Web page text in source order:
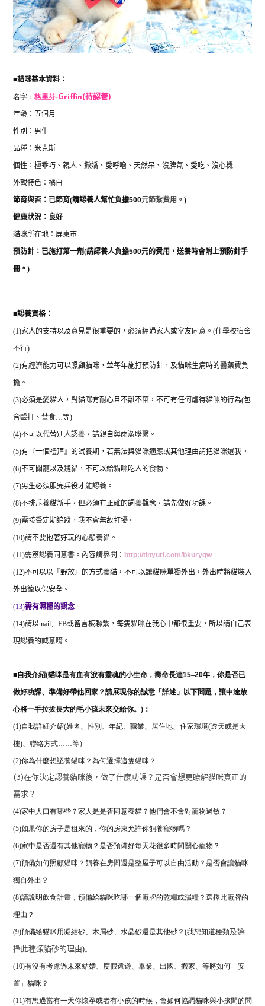
■貓咪基本資料：
名字： 格里芬-Griffin(待認養)
年齡：五個月
性別：男生
品種：米克斯
個性： 極乖巧、親人、撒嬌、愛呼嚕、天然呆、沒脾氣、愛吃、沒心機
外觀特色：橘白
節育與否：已節育(請認養人幫忙負擔500元節紮費用。 )
健康狀況：良好
貓咪所在地：屏東市
預防針：已施打 第一劑(請認養人負擔500元的費用，送養時會附上預防針手
冊。 )
■認養資格：
(1)家人的支持以及意見是很重要的，必須經過家人或室友同意。 (住學校宿舍
不行)
(2)有經濟能力可以照顧貓咪，並每年施打預防針，及貓咪生病時的醫藥費負
擔。
(3)必須是愛貓人，對貓咪有耐心且不離不棄，不可有任何虐待貓咪的行為(包
含毆打、禁食…等)
(4)不可以代替別人認養，請親自與雨潔聯繫。
(5)有『一個禮拜』的試養期，若無法與貓咪適應或其他理由請把貓咪還我。
(6)不可關籠以及鏈貓，不可以給貓咪吃人的食物。
(7)男生必須服完兵役才能認養。
(8)不排斥養貓新手，但必須有正確的飼養觀念，請先做好功課。
(9)需接受定期追蹤，我不會無故打擾。
(10)請不要抱著好玩的心態養貓。
(11)需簽認養同意書。內容請參閱： http://tinyurl.com/bkuryqw
(12)不可以以『野放』的方式養貓，不可以讓貓咪單獨外出，外出時將貓裝入
外出籠以保安全。
(13)需有濕糧的觀念。
(14)請以mail、 FB或留言板聯繫，每隻貓咪在我心中都很重要，所以請自己表
現認養的誠意唷。
■自我介紹(貓咪是有血有淚有靈魂的小生命，壽命長達15–20年，你是否已
做好功課、準備好帶他回家？請展現你的誠意「詳述」以下問題，讓中途放
心將一手拉拔長大的毛小孩未來交給你。)：
(1)自我詳細介紹(姓名、性別、年紀、職業、居住地、住家環境(透天或是大
樓)、聯絡方式……等）
(2)你為什麼想認養貓咪？為何選擇這隻貓咪？
(3)在你決定認養貓咪後，做了什麼功課？是否會想更瞭解貓咪真正的
需求？
(4)家中人口有哪些？家人是是否同意養貓？他們會不會對寵物過敏？
(5)如果你的房子是租來的，你的房東允許你飼養寵物嗎？
(6)家中是否還有其他寵物？是否預備好每天花很多時間關心寵物？
(7)預備如何照顧貓咪？飼養在房間還是整屋子可以自由活動？是否會讓貓咪
獨自外出？
(8)請說明飲食計畫，預備給貓咪吃哪一個廠牌的乾糧或濕糧？ 選擇此廠牌的
理由？
(9)預備給貓咪用凝結砂、木屑砂、水晶砂還是其他砂？(我想知道種類及選
擇此種類貓砂的理由)。
(10)有沒有考慮過未來結婚、度假遠遊、畢業、出國、搬家、等將如何「安
置」貓咪？
(11)有想過當有一天你懷孕或者有小孩的時候， 會如何協調貓咪與小孩間的問